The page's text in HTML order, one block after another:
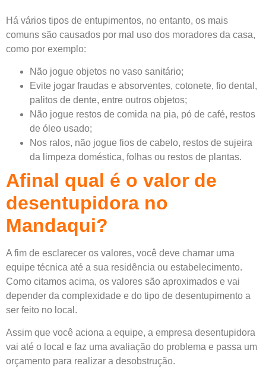
Há vários tipos de entupimentos, no entanto, os mais
comuns são causados por mal uso dos moradores da casa,
como por exemplo:
Não jogue objetos no vaso sanitário;
Evite jogar fraudas e absorventes, cotonete, fio dental,
palitos de dente, entre outros objetos;
Não jogue restos de comida na pia, pó de café, restos
de óleo usado;
Nos ralos, não jogue fios de cabelo, restos de sujeira
da limpeza doméstica, folhas ou restos de plantas.
Afinal qual é o valor de
desentupidora no
Mandaqui?
A fim de esclarecer os valores, você deve chamar uma
equipe técnica até a sua residência ou estabelecimento.
Como citamos acima, os valores são aproximados e vai
depender da complexidade e do tipo de desentupimento a
ser feito no local.
Assim que você aciona a equipe, a empresa desentupidora
vai até o local e faz uma avaliação do problema e passa um
orçamento para realizar a desobstrução.